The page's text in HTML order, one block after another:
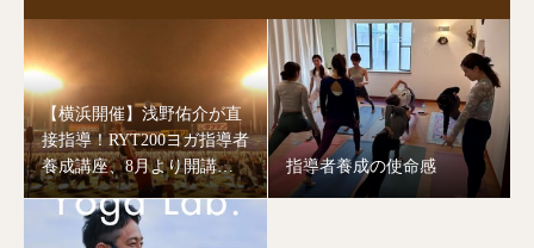
【横浜開催】浅野佑介が直
接指導！RYT200ヨガ指導者
養成講座、8月より開講し
ます。
指導者養成の使命感